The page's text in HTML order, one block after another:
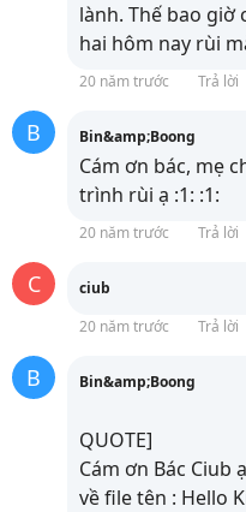
lành. Thế bao giờ
hai hôm nay rùi
20 năm trước Trả lời
B Bin&amp;Boong
Cám ơn bác, mẹ
trình rùi ạ :1: :1:
20 năm trước Trả lời
C
ciub
20 năm trước
Trả lời
B Bin&amp;Boong
QUOTE]
Cám ơn Bác Ciub
về file tên : Hello